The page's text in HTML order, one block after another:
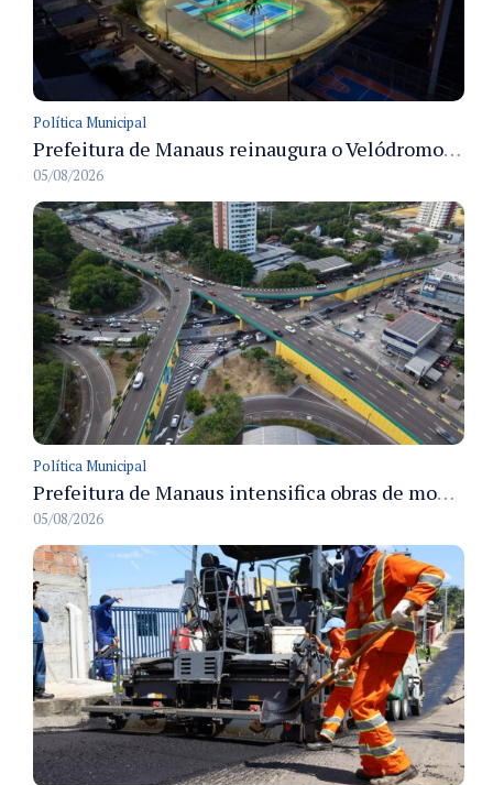
Política Municipal
Prefeitura de Manaus reinaugura o Velódromo Professora Alzira Campos e entrega espaço esportivo totalmente revitalizado
05/08/2026
Política Municipal
Prefeitura de Manaus intensifica obras de modernização no viaduto Miguel Arraes para ampliar segurança e acessibilidade na região
05/08/2026